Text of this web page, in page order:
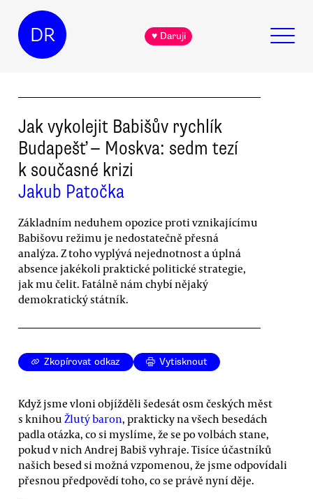
DR ♥ Daruji
Jak vykolejit Babišův rychlík
Budapešť — Moskva: sedm tezí
k současné krizi
Jakub Patočka
Základním neduhem opozice proti vznikajícímu
Babišovu režimu je nedostatečně přesná
analýza. Z toho vyplývá nejednotnost a úplná
absence jakékoli praktické politické strategie,
jak mu čelit. Fatálně nám chybí nějaký
demokratický státník.
Zkopírovat odkaz Vytisknout
Když jsme vloni objížděli šedesát osm českých měst
s knihou Žlutý baron, prakticky na všech besedách
padla otázka, co si myslíme, že se po volbách stane,
pokud v nich Andrej Babiš vyhraje. Tisíce účastníků
našich besed si možná vzpomenou, že jsme odpovídali
přesnou předpovědí toho, co se právě nyní děje.